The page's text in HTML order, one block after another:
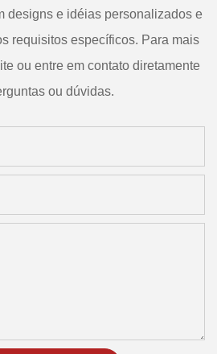
designs e idéias personalizados e
requisitos específicos. Para mais
ou entre em contato diretamente
ou dúvidas.